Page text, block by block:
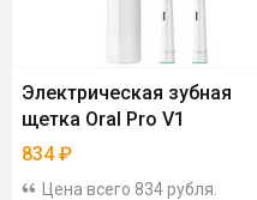
Электрическая зубная
щетка Oral Pro V1
834₽
Цена всего 834 рубля.